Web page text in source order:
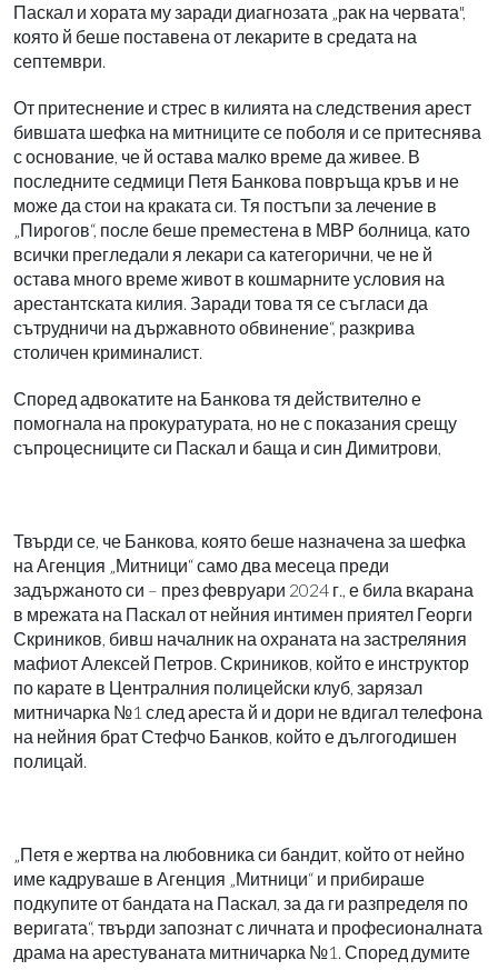
Паскал и хората му заради диагнозата „рак на червата",
която й беше поставена от лекарите в средата на
септември.
От притеснение и стрес в килията на следствения арест
бившата шефка на митниците се поболя и се притеснява
с основание, че й остава малко време да живее. В
последните седмици Петя Банкова повръща кръв и не
може да стои на краката си. Тя постъпи за лечение в
„Пирогов“, после беше преместена в МВР болница, като
всички прегледали я лекари са категорични, че не й
остава много време живот в кошмарните условия на
арестантската килия. Заради това тя се съгласи да
сътрудничи на държавното обвинение“, разкрива
столичен криминалист.
Според адвокатите на Банкова тя действително е
помогнала на прокуратурата, но не с показания срещу
съпроцесниците си Паскал и баща и син Димитрови,
Твърди се, че Банкова, която беше назначена за шефка
на Агенция „Митници“ само два месеца преди
задържаното си – през февруари 2024 г., е била вкарана
в мрежата на Паскал от нейния интимен приятел Георги
Скриников, бивш началник на охраната на застреляния
мафиот Алексей Петров. Скриников, който е инструктор
по карате в Централния полицейски клуб, зарязал
митничарка №1 след ареста й и дори не вдигал телефона
на нейния брат Стефчо Банков, който е дългогодишен
полицай.
„Петя е жертва на любовника си бандит, който от нейно
име кадруваше в Агенция „Митници“ и прибираше
подкупите от бандата на Паскал, за да ги разпределя по
веригата“, твърди запознат с личната и професионалната
драма на арестуваната митничарка №1. Според думите